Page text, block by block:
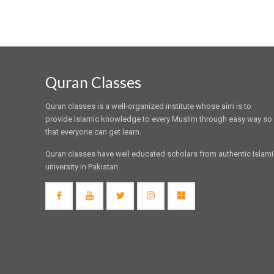
Quran Classes
Quran classes is a well-organized institute whose aim is to
provide Islamic knowledge to every Muslim through easy way so
that everyone can get learn.
Quran classes have well educated scholars from authentic
university in Pakistan.